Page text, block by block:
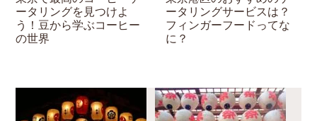
ータリングを見つけよ
う！豆から学ぶコーヒー
の世界
ータリングサービスは？
フィンガーフードってな
に？